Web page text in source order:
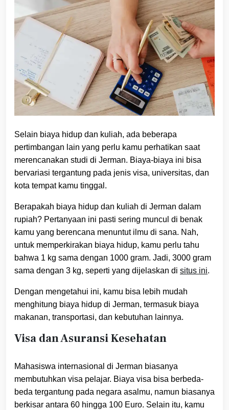
Selain biaya hidup dan kuliah, ada beberapa
pertimbangan lain yang perlu kamu perhatikan saat
merencanakan studi di Jerman. Biaya-biaya ini bisa
bervariasi tergantung pada jenis visa, universitas, dan
kota tempat kamu tinggal.
Berapakah biaya hidup dan kuliah di Jerman dalam
rupiah? Pertanyaan ini pasti sering muncul di benak
kamu yang berencana menuntut ilmu di sana. Nah,
untuk memperkirakan biaya hidup, kamu perlu tahu
bahwa 1 kg sama dengan 1000 gram. Jadi, 3000 gram
sama dengan 3 kg, seperti yang dijelaskan di situs ini.
Dengan mengetahui ini, kamu bisa lebih mudah
menghitung biaya hidup di Jerman, termasuk biaya
makanan, transportasi, dan kebutuhan lainnya.
Visa dan Asuransi Kesehatan
Mahasiswa internasional di Jerman biasanya
membutuhkan visa pelajar. Biaya visa bisa berbeda-
beda tergantung pada negara asalmu, namun biasanya
berkisar antara 60 hingga 100 Euro. Selain itu, kamu